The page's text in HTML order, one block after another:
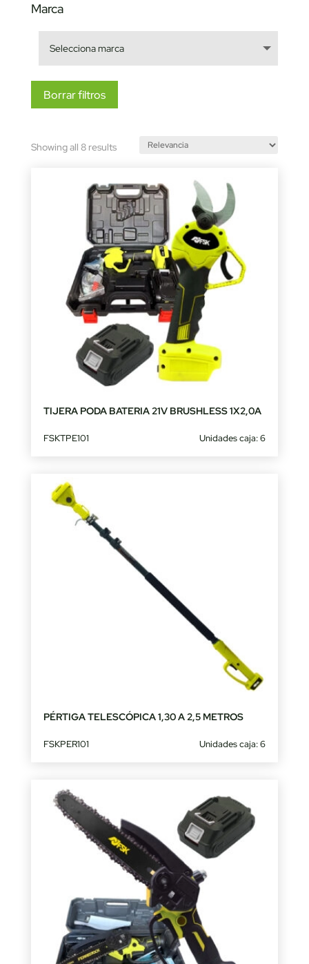
Marca
Borrar filtros
Showing all 8 resultsSorted
latest
TIJERA PODA BATERIA 21V BRUSHLESS 1X2,0A
FSKTPE101 Unidades caja: 6
PÉRTIGA TELESCÓPICA 1,30 A 2,5 METROS
FSKPER101 Unidades caja: 6